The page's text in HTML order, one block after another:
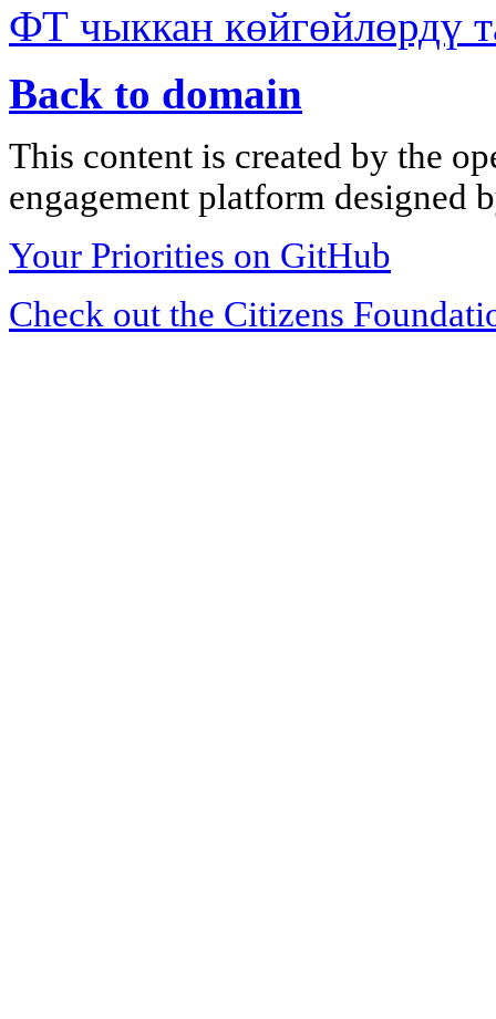
ФТ чыккан көйгөйлөрдү
Back to domain
This content is created by the
engagement platform designed
Your Priorities on GitHub
Check out the Citizens